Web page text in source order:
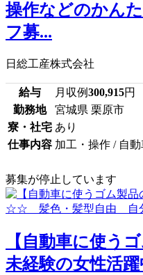
操作などのかん
フ募...
日総工産株式会社
給与 月収例300,915円
勤務地
宮城県 栗原市
寮・社宅 あり
仕事内容 加工・操作 / 自
募集が停止しています
【自動車に使う
未経験の女性活